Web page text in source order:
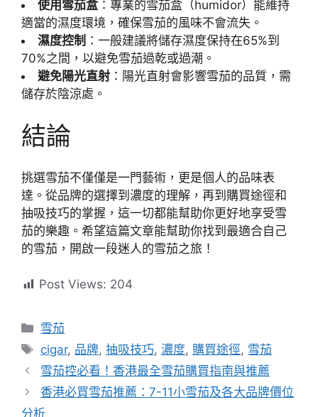
使用雪茄盒：專業的雪茄盒（humidor）能維持
適當的濕度環境，確保雪茄的風味不會流失。
濕度控制 ：一般建議將儲存濕度保持在65%到
70%之間，以避免雪茄過乾或過潮。
避免陽光直射 ：陽光直射會影響雪茄的品質，需
儲存於陰涼處。
結論
挑選雪茄不僅僅是一門藝術，更是個人的品味表
達。從品牌的選擇到濃度的理解，再到購買途徑和
抽吸技巧的掌握，這一切都能幫助你更好地享受雪
茄的樂趣。希望這篇文章能幫助你找到最適合自己
的雪茄，開啟一段迷人的雪茄之旅！
Post Views: 204
分
類
雪茄
標
籤
cigar, 品牌,抽吸技巧,濃度, 購買途徑, 雪茄
雪茄控必看！香港最全雪茄購買指南與推薦
香港必買雪茄推薦：7-11小雪茄及各大品牌價位
分析